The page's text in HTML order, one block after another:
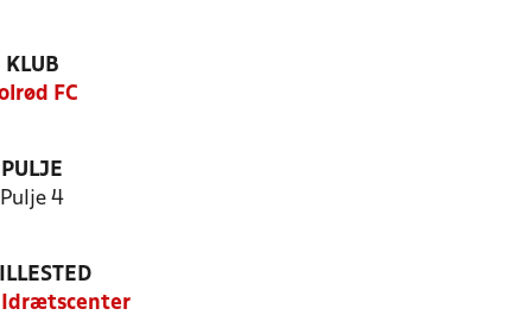
KLUB
FC
PULJE
Pulje 4
Idrætscenter